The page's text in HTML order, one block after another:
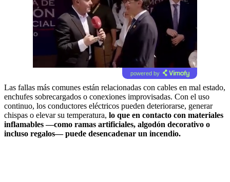
powered by
Las fallas más comunes están relacionadas con cables en mal estado,
enchufes sobrecargados o conexiones improvisadas. Con el uso
continuo, los conductores eléctricos pueden deteriorarse, generar
chispas o elevar su temperatura, lo que en contacto con materiales
inflamables —como ramas artificiales, algodón decorativo o
incluso regalos— puede desencadenar un incendio.